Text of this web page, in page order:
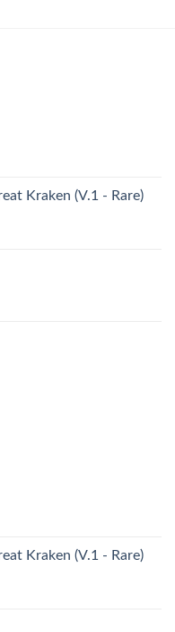
Kraken (V.1 - Rare)
Kraken (V.1 - Rare)